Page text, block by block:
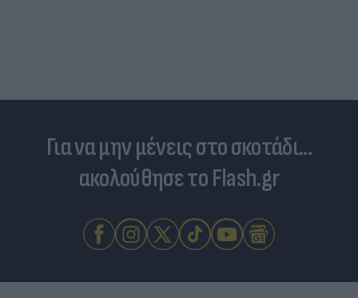
Για να μην μένεις στο σκοτάδι...
ακολούθησε το Flash.gr